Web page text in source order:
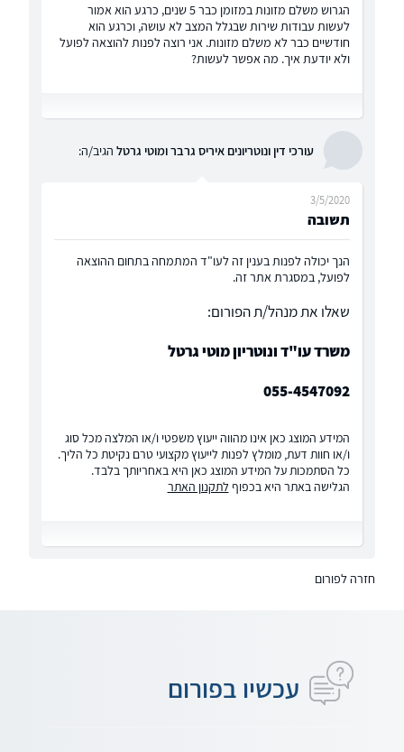
הגרוש משלם מזונות במזומן כבר 5 שנים, כרגע הוא אמור
לעשות עבודות שירות שבגלל המצב לא עושה, וכרגע הוא
חודשיים כבר לא משלם מזונות. אני רוצה לפנות להוצאה לפועל
ולא יודעת איך. מה אפשר לעשות?
עורכי דין ונוטריונים איריס גרבר ומוטי גרטל הגיב/ה:
תשובה
3/5/2020
הנך יכולה לפנות בענין זה לעו"ד המתמחה בתחום ההוצאה
לפועל, במסגרת אתר זה.
שאלו את מנהל/ת הפורום:
משרד עו"ד ונוטריון מוטי גרטל
055-4547092
המידע המוצג כאן אינו מהווה ייעוץ משפטי ו/או המלצה מכל סוג
ו/או חוות דעת, מומלץ לפנות לייעוץ מקצועי טרם נקיטת כל הליך.
כל הסתמכות על המידע המוצג כאן היא באחריותך בלבד.
הגלישה באתר היא בכפוף לתקנון האתר
חזרה לפורום
עכשיו בפורום